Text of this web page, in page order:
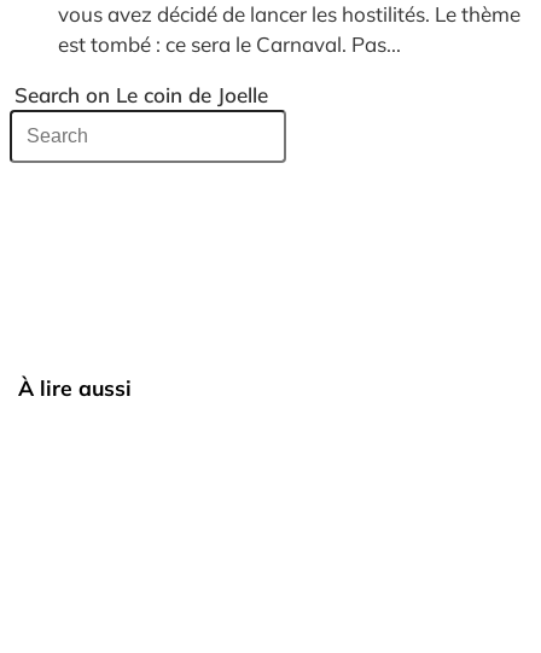
vous avez décidé de lancer les hostilités. Le thème
est tombé : ce sera le Carnaval. Pas...
Search on Le coin de Joelle
À lire aussi